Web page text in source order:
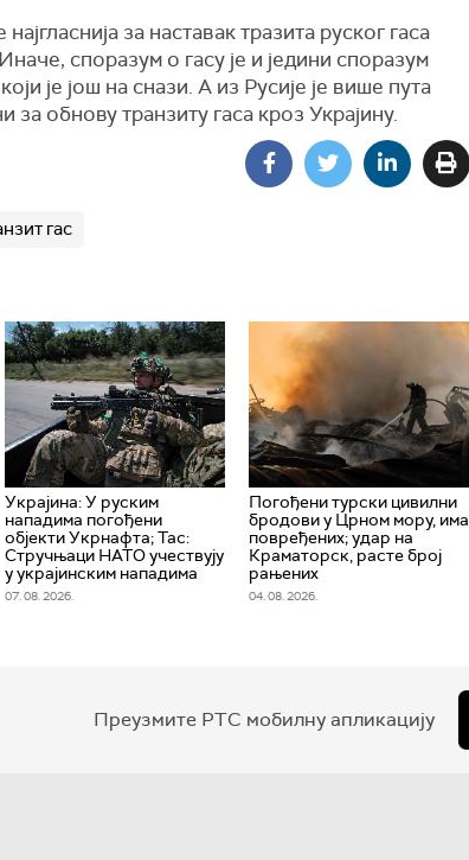
за наставак тразита руског гаса
споразум о гасу је и једини споразум
је још на снази. А из Русије је више пута
обнову транзиту гаса кроз Украјину.
гас
Украјина: У руским
нападима погођени
објекти Укрнафта; Тас:
Стручњаци НАТО учествују
у украјинским нападима
07. 08. 2026.
Погођени турски цивилни
бродови у Црном мору, има
повређених; удар на
Краматорск, расте број
рањених
04. 08. 2026.
Преузмите РТС мобилну апликацију